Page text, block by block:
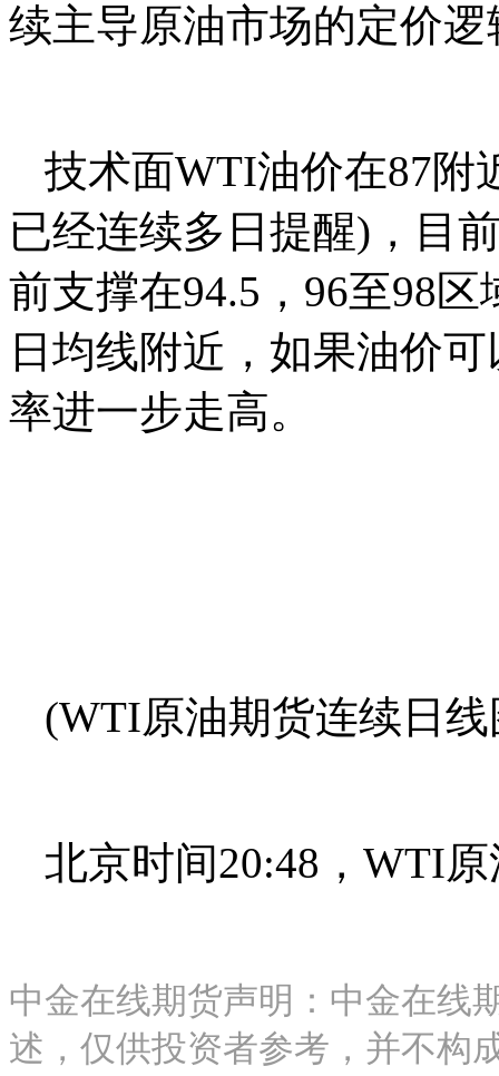
续主导原油市场的定价逻
技术面WTI油价在87附
已经连续多日提醒)，目
前支撑在94.5，96至98
日均线附近，如果油价
率进一步走高。
(WTI原油期货连续日
北京时间20:48，WTI
中金在线期货声明：中金在线
述，仅供投资者参考，并不构